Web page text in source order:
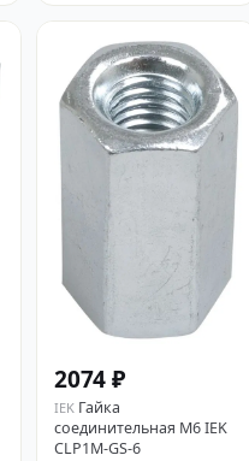
2074 ₽
IEK Гайка
соединительная М6 IEK
CLP1M-GS-6